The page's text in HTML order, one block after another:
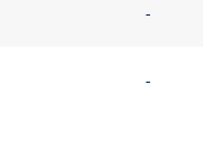
-
-